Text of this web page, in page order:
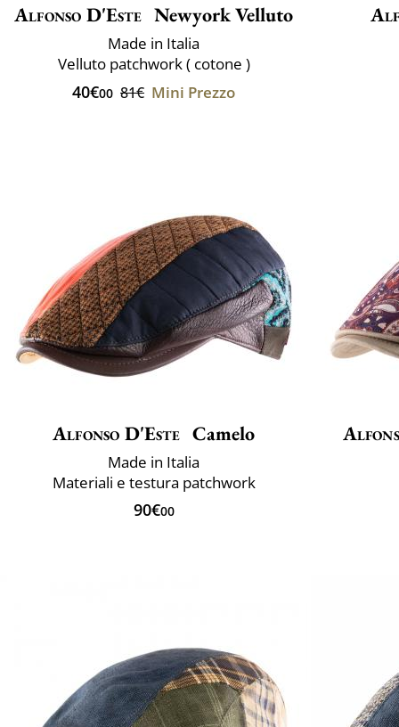
Alfonso D'Este Newyork Velluto
Made in Italia
Velluto patchwork ( cotone )
40€00 81€ Mini Prezzo
Alfonso D'Este Camelo
Made in Italia
Materiali e testura patchwork
90€00